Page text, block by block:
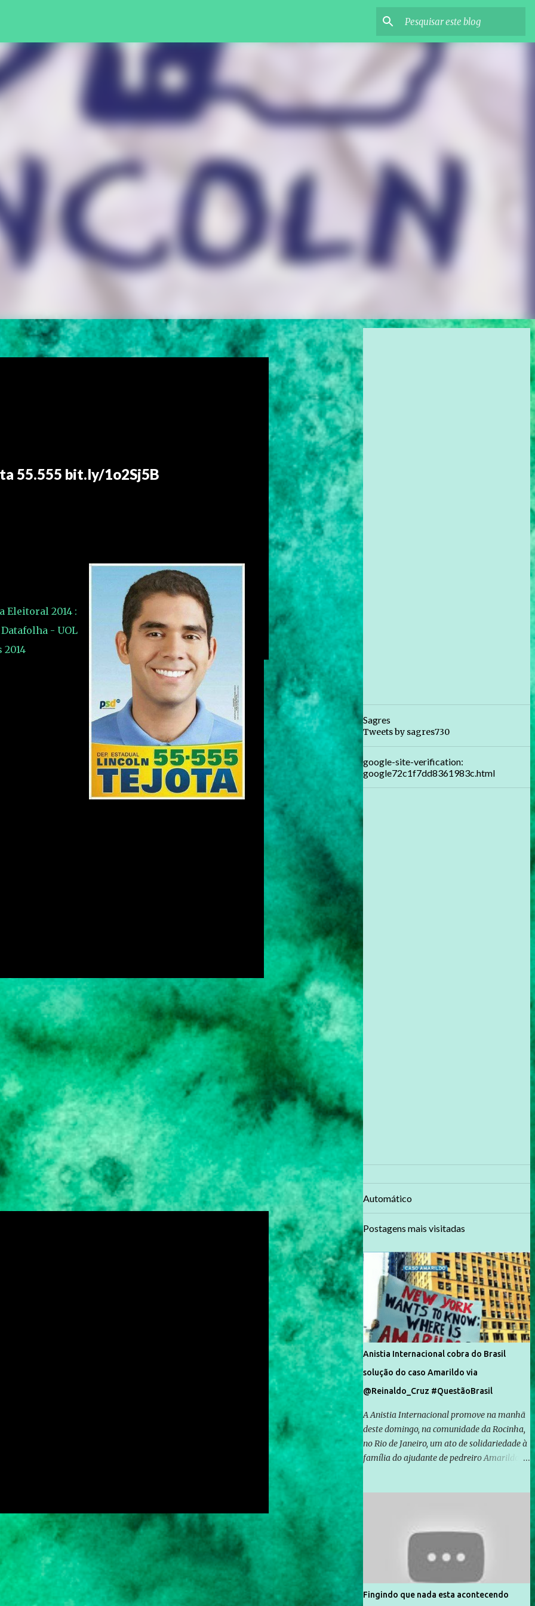
55.555 bit.ly/1o2Sj5B
Eleitoral 2014 :
Datafolha - UOL
2014
Sagres
Tweets by sagres730
google-site-verification:
google72c1f7dd8361983c.html
Automático
Postagens mais visitadas
Anistia Internacional cobra do Brasil
solução do caso Amarildo via
@Reinaldo_Cruz #QuestãoBrasil
A Anistia Internacional promove na manhã
deste domingo, na comunidade da Rocinha,
no Rio de Janeiro, um ato de solidariedade à
família do ajudante de pedreiro Amarildo de
Rocinha. A assessora de Direitos Humanos
da Anistia Internacional, Renata Neder, disse
à Agência Brasil que ações e atividades de
mobilização são feitas normalmente pela
organização não governamental. As ações
de solidariedade são promovidas em apoio
Fingindo que nada esta acontecendo